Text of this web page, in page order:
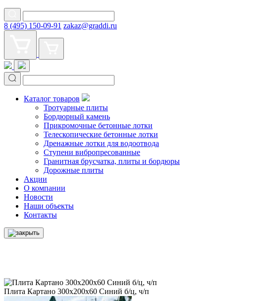
8 (495) 150-09-91 zakaz@graddi.ru
Каталог товаров
Тротуарные плиты
Бордюрный камень
Прикромочные бетонные лотки
Телескопические бетонные лотки
Дренажные лотки для водоотвода
Ступени вибропресованные
Гранитная брусчатка, плиты и бордюры
Дорожные плиты
Акции
О компании
Новости
Наши объекты
Контакты
Плита Картано 300х200х60 Синий б/ц, ч/п